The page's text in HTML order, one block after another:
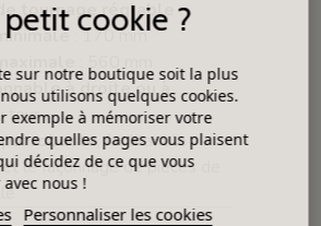
tournage réglable :
: 170 mm
: 560 mm
à droite ou à
tour
robuste, facilitant le
le façonnage de pièces de
cookie ?
sur notre boutique soit la plus
utilisons quelques cookies.
exemple à mémoriser votre
quelles pages vous plaisent
décidez de ce que vous
nous !
Personnaliser les cookies